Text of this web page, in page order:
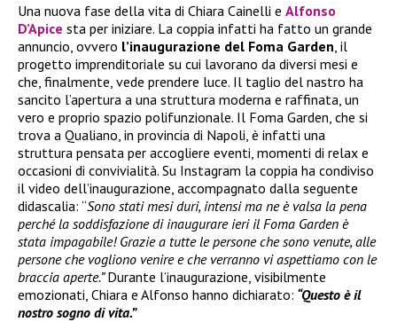
Una nuova fase della vita di Chiara Cainelli e Alfonso
D’Apice sta per iniziare. La coppia infatti ha fatto un grande
annuncio, ovvero l’inaugurazione del Foma Garden , il
progetto imprenditoriale su cui lavorano da diversi mesi e
che, finalmente, vede prendere luce. Il taglio del nastro ha
sancito l’apertura a una struttura moderna e raffinata, un
vero e proprio spazio polifunzionale. Il Foma Garden, che si
trova a Qualiano, in provincia di Napoli, è infatti una
struttura pensata per accogliere eventi, momenti di relax e
occasioni di convivialità. Su Instagram la coppia ha condiviso
il video dell’inaugurazione, accompagnato dalla seguente
didascalia: “Sono stati mesi duri, intensi ma ne è valsa la pena
perché la soddisfazione di inaugurare ieri il Foma Garden è
stata impagabile! Grazie a tutte le persone che sono venute, alle
persone che vogliono venire e che verranno vi aspettiamo con le
braccia aperte.”Durante l’inaugurazione, visibilmente
emozionati, Chiara e Alfonso hanno dichiarato: “Questo è il
nostro sogno di vita.”